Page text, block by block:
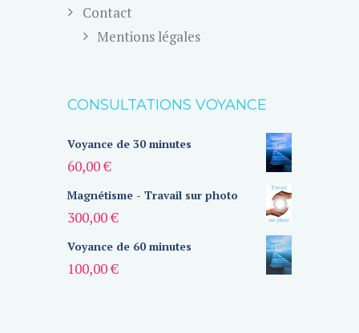
Contact
Mentions légales
CONSULTATIONS VOYANCE
Voyance de 30 minutes
60,00€
Magnétisme - Travail sur photo
300,00€
Voyance de 60 minutes
100,00€